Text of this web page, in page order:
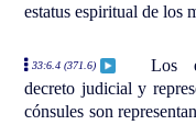
estatus espiritual de los
33:6.4 (371.6)
Los
decreto judicial y
cónsules son